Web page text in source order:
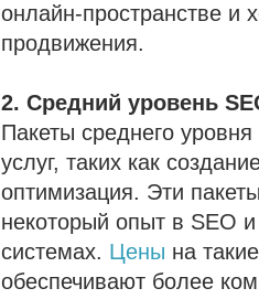
онлайн-пространстве и
продвижения.
2. Средний уровень
Пакеты среднего
услуг, таких как
оптимизация. Эти
некоторый опыт в SEO
системах. Цены на
обеспечивают более